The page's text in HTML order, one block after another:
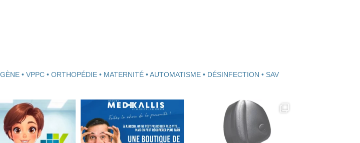
• VPPC • ORTHOPÉDIE • MATERNITÉ • AUTOMATISME • DÉSINFECTION • SAV